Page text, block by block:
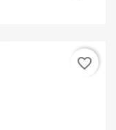
favorite_border